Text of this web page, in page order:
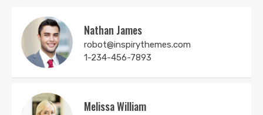
Nathan James
robot@inspirythemes.com
1-234-456-7893
Melissa William